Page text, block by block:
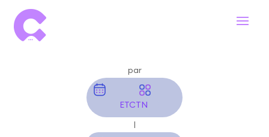
Développeur Angular
par
ETCTN
|